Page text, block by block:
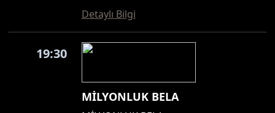
Detaylı Bilgi
19:30
MİLYONLUK BELA